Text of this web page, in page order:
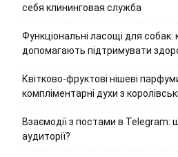
себя клининговая служба
Функціональні ласощі для собак:
допомагають підтримувати
Квітково-фруктові нішеві
компліментарні духи з
Взаємодії з постами в Telegram:
аудиторії?